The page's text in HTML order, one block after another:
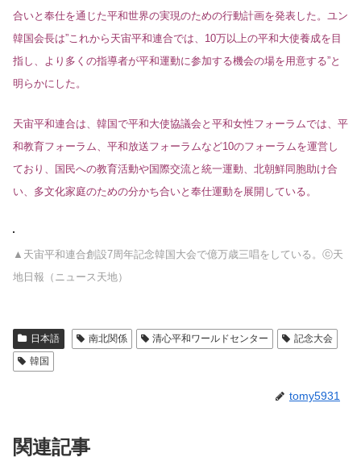
合いと奉仕を通じた平和世界の実現のための行動計画を発表した。ユン
韓国会長は”これから天宙平和連合では、10万以上の平和大使養成を目
指し、より多くの指導者が平和運動に参加する機会の場を用意する”と
明らかにした。
天宙平和連合は、韓国で平和大使協議会と平和女性フォーラムでは、平
和教育フォーラム、平和放送フォーラムなど10のフォーラムを運営し
ており、国民への教育活動や国際交流と統一運動、北朝鮮同胞助け合
い、多文化家庭のための分かち合いと奉仕運動を展開している。
▲天宙平和連合創設7周年記念韓国大会で億万歳三唱をしている。ⓒ天
地日報（ニュース天地）
日本語 南北関係 清心平和ワールドセンター
記念大会
韓国
tomy5931
関連記事